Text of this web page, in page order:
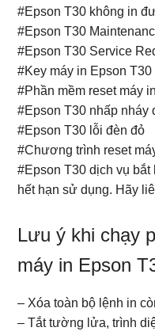
#Epson T30 không in
#Epson T30
#Epson T30 Service
#Key máy in Epson T30
#Phần mềm reset máy
#Epson T30 nhấp nháy
#Epson T30 lỗi đèn đỏ
#Chương trình reset
#Epson T30 dịch vụ
hết hạn sử dụng. Hãy
Lưu ý khi chạy
máy in Epson
– Xóa toàn bộ lệnh in
– Tắt tường lửa, trình